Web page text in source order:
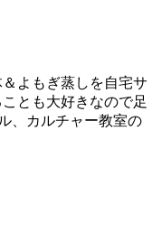
よもぎ蒸しを自宅サ
とも大好きなので足
、カルチャー教室の